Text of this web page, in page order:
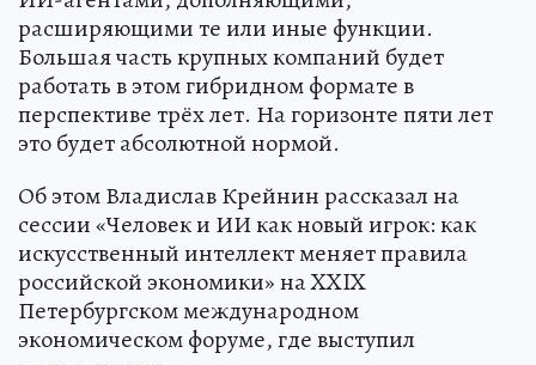
расширяющими те или иные функции.
Большая часть крупных компаний будет
работать в этом гибридном формате в
перспективе трёх лет. На горизонте пяти лет
это будет абсолютной нормой.
Об этом Владислав Крейнин рассказал на
сессии «Человек и ИИ как новый игрок: как
искусственный интеллект меняет правила
российской экономики» на XXIX
Петербургском международном
экономическом форуме, где выступил